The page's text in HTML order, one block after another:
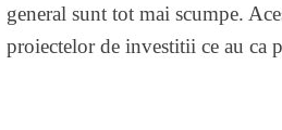
general sunt tot mai scumpe.
proiectelor de investitii ce au ca